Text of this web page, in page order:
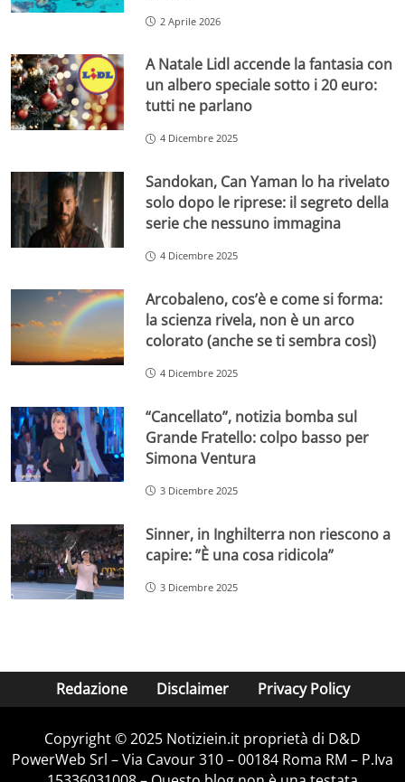
2 Aprile 2026
A Natale Lidl accende la fantasia con
un albero speciale sotto i 20 euro:
tutti ne parlano
4 Dicembre 2025
Sandokan, Can Yaman lo ha rivelato
solo dopo le riprese: il segreto della
serie che nessuno immagina
4 Dicembre 2025
Arcobaleno, cos’è e come si forma:
la scienza rivela, non è un arco
colorato (anche se ti sembra così)
4 Dicembre 2025
“Cancellato”, notizia bomba sul
Grande Fratello: colpo basso per
Simona Ventura
3 Dicembre 2025
Sinner, in Inghilterra non riescono a
capire: ”È una cosa ridicola”
3 Dicembre 2025
Redazione Disclaimer Privacy Policy
Copyright © 2025 Notiziein.it proprietà di D&D
PowerWeb Srl – Via Cavour 310 – 00184 Roma RM – P.Iva